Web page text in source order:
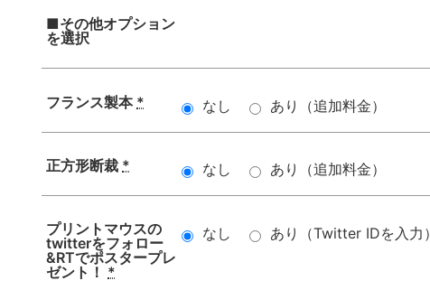
■その他オプション
を選択
フランス製本 * なし あり（追加料金）
正方形断裁 * なし あり（追加料金）
プリントマウスの
twitterをフォロー
&RTでポスタープレ
ゼント！ *
なし あり（Twitter IDを入力）